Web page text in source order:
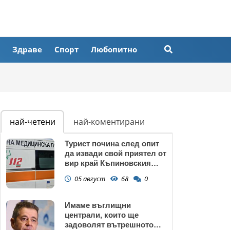
Здраве Спорт Любопитно
най-четени най-коментирани
Турист почина след опит
да извади свой приятел от
вир край Къпиновския
05 август 68 0
Имаме въглищни
централи, които ще
задоволят вътрешното